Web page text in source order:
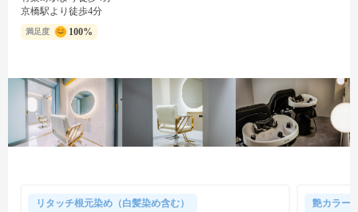
京橋駅より徒歩4分
満足度 100%
リタッチ根元染め（白髪染め含む） 艶カラー